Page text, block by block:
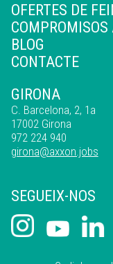
OFERTES DE
COMPROMISOS
BLOG
CONTACTE
GIRONA
C. Barcelona, 2, 1a
17002 Girona
972 224 940
girona@axxon.jobs
SEGUEIX-NOS